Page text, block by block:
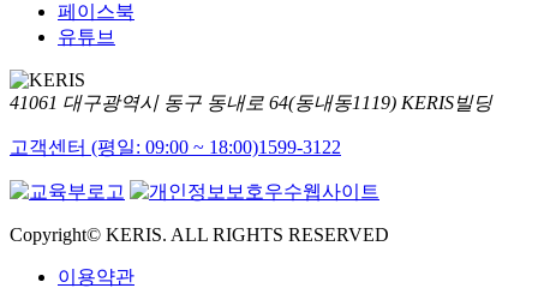
페이스북
유튜브
41061 대구광역시 동구 동내로 64(동내동1119) KERIS빌딩
고객센터 (평일: 09:00 ~ 18:00)1599-3122
Copyright© KERIS. ALL RIGHTS RESERVED
이용약관